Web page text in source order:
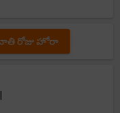
రోజు హోరా